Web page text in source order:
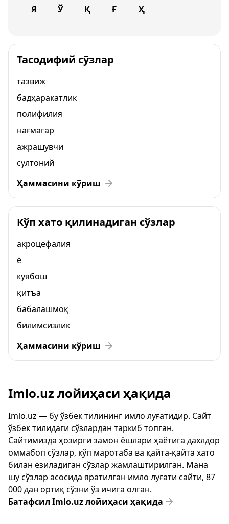
Я Ў Қ Ғ Ҳ
Тасодифий сўзлар
тазвиж
бадҳаракатлик
полифилия
нағмагар
ажрашувчи
султоний
Ҳаммасини кўриш
Кўп хато қилинадиган сўзлар
акроцефалия
ё
куябош
қитъа
бабалашмоқ
билимсизлик
Ҳаммасини кўриш
Imlo.uz лойиҳаси ҳақида
Imlo.uz — бу ўзбек тилининг имло луғатидир. Сайт
ўзбек тилидаги сўзлардан таркиб топган.
Сайтимизда ҳозирги замон ёшлари ҳаётига дахлдор
оммабоп сўзлар, кўп маротаба ва қайта-қайта хато
билан ёзиладиган сўзлар жамлаштирилган. Мана
шу сўзлар асосида яратилган имло луғати сайти, 87
000 дан ортиқ сўзни ўз ичига олган.
Батафсил Imlo.uz лойиҳаси ҳақида